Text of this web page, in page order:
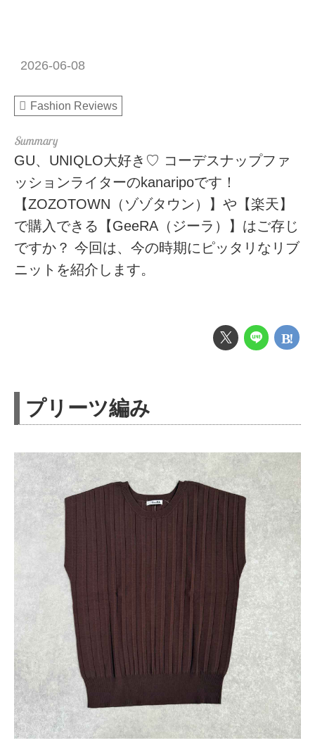
2026-06-08
Fashion Reviews
GU、UNIQLO大好き♡ コーデスナップファ
ッションライターのkanaripoです！
【ZOZOTOWN（ゾゾタウン）】や【楽天】
で購入できる【GeeRA（ジーラ）】はご存じ
ですか？ 今回は、今の時期にピッタリなリブ
ニットを紹介します。
プリーツ編み